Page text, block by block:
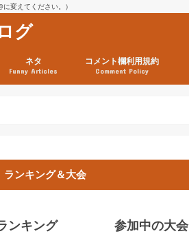
変えてください。）
グ
ネタ
Funny Articles
コメント欄利用規約
Comment Policy
ランキング＆大会
ンキング 参加中の大会